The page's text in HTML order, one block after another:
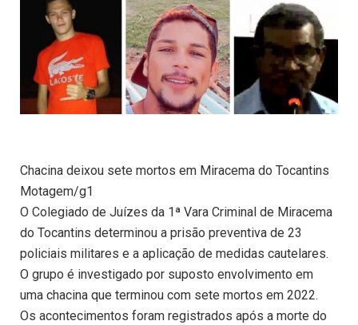
Chacina deixou sete mortos em Miracema do Tocantins
Motagem/g1
O Colegiado de Juízes da 1ª Vara Criminal de Miracema
do Tocantins determinou a prisão preventiva de 23
policiais militares e a aplicação de medidas cautelares.
O grupo é investigado por suposto envolvimento em
uma chacina que terminou com sete mortos em 2022.
Os acontecimentos foram registrados após a morte do